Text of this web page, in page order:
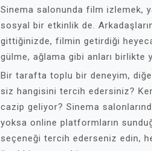
Sinema salonunda film izlemek,
sosyal bir etkinlik de.
gittiğinizde, filmin getirdiği
gülme, ağlama gibi anları birlikte
Bir tarafta toplu bir deneyim,
siz hangisini tercih edersiniz?
cazip geliyor? Sinema
yoksa online platformların
seçeneği tercih ederseniz edin,